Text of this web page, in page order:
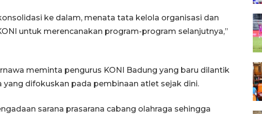
ke dalam, menata tata kelola organisasi dan
untuk merencanakan program-program selanjutnya,”
meminta pengurus KONI Badung yang baru dilantik
difokuskan pada pembinaan atlet sejak dini.
sarana prasarana cabang olahraga sehingga